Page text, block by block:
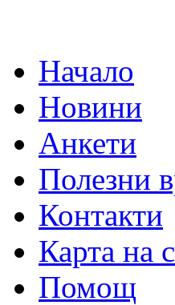
Начало
Новини
Анкети
Полезни
Контакти
Карта на
Помощ